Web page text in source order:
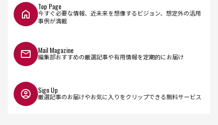
Top Page
今すぐ必要な情報、近未来を想像するビジョン、想定外の活用
事例が満載
Mail Magazine
編集部おすすめの厳選記事や有用情報を定期的にお届け
Sign Up
厳選記事のお届けやお気に入りをクリップできる無料サービス